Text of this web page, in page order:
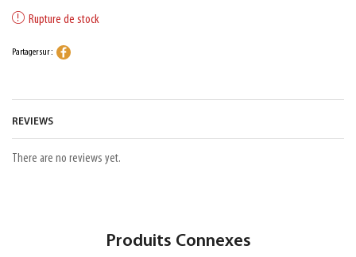
Rupture de stock
Partager sur :
REVIEWS
There are no reviews yet.
Produits Connexes